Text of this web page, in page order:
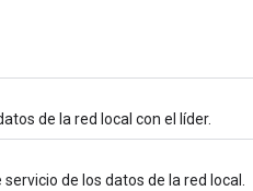
de la red local con el líder.
de los datos de la red local.